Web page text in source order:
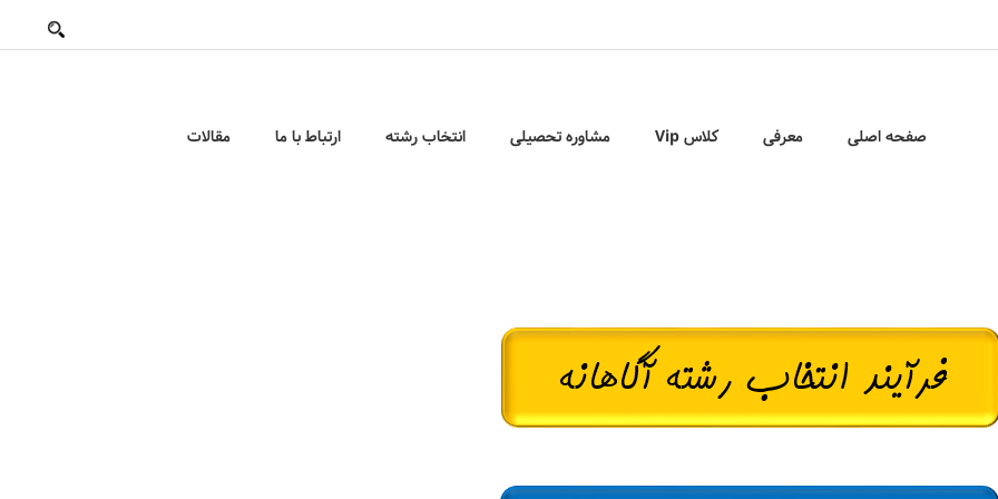
صفحه اصلی معرفی کلاس Vip مشاوره تحصیلی انتخاب رشته ارتباط با ما مقالات